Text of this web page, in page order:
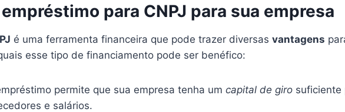
para CNPJ para sua empresa
é uma ferramenta financeira que pode trazer diversas vantagens
esse tipo de financiamento pode ser benéfico:
permite que sua empresa tenha um capital de giro suficiente
e salários.